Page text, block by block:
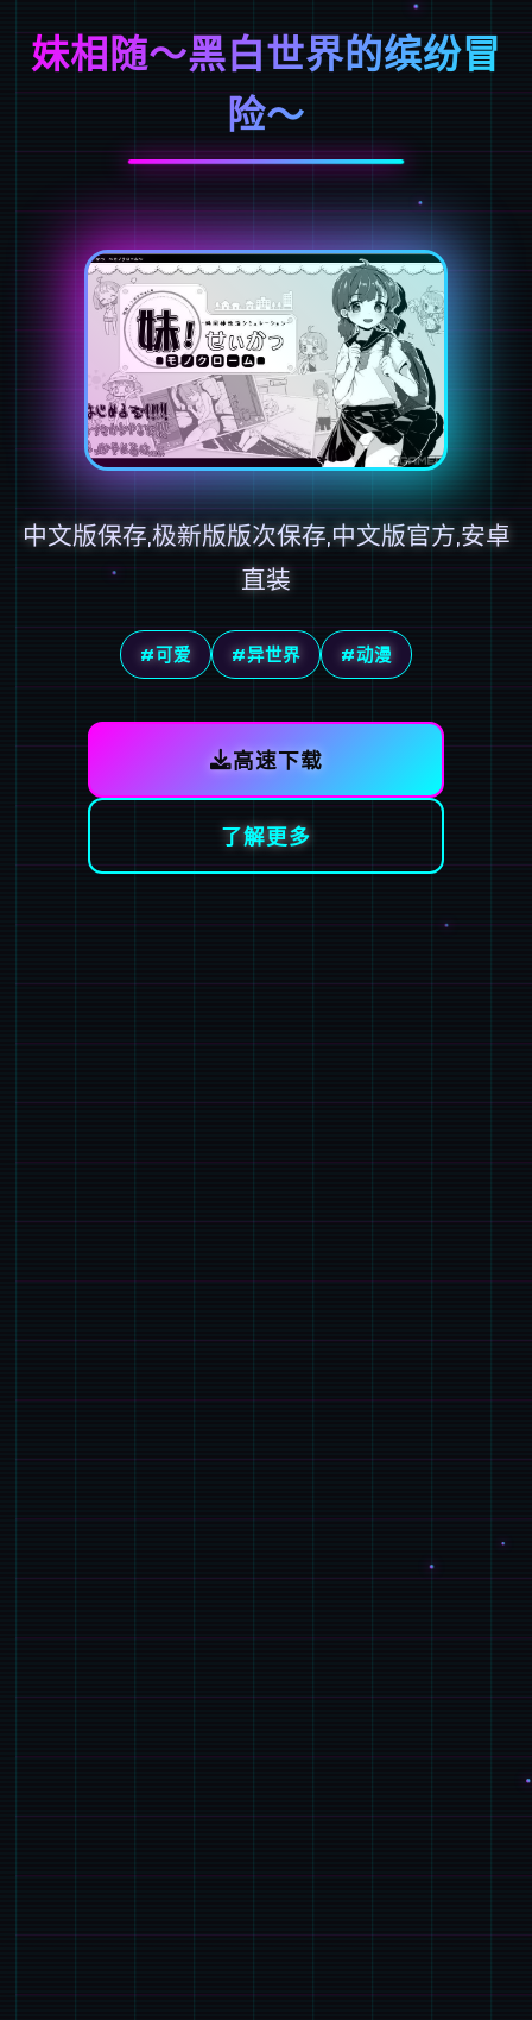
妹相随～黑白世界的缤纷冒
险～
中文版保存,极新版版次保存,中文版官方,安卓
直装
#可爱 #异世界 #动漫
高速下载
了解更多